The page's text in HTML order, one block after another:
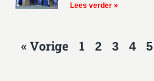
Lees verder »
« Vorige 1 2 3 4 5